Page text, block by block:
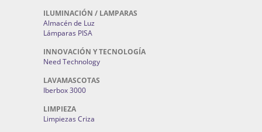
ILUMINACIÓN / LAMPARAS
Almacén de Luz
Lámparas PISA
INNOVACIÓN Y TECNOLOGÍA
Need Technology
LAVAMASCOTAS
Iberbox 3000
LIMPIEZA
Limpiezas Criza